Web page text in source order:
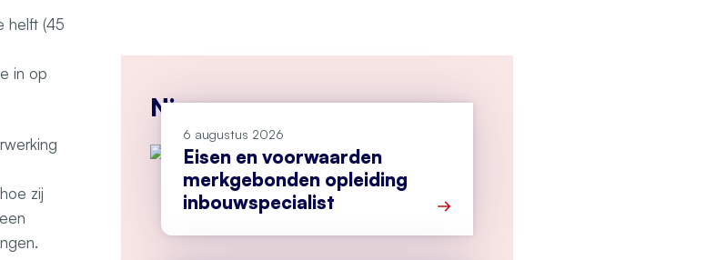
helft (45
in op
zij
Nieuws
6 augustus 2026
Eisen en voorwaarden
merkgebonden opleiding
inbouwspecialist